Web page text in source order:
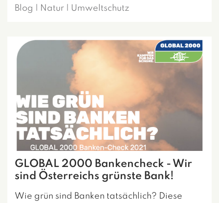
Blog | Natur | Umweltschutz
GLOBAL 2000 Bankencheck - Wir
sind Österreichs grünste Bank!
Wie grün sind Banken tatsächlich? Diese